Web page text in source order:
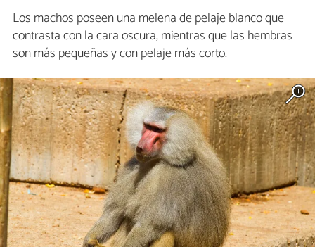
Los machos poseen una melena de pelaje blanco que
contrasta con la cara oscura, mientras que las hembras
son más pequeñas y con pelaje más corto.